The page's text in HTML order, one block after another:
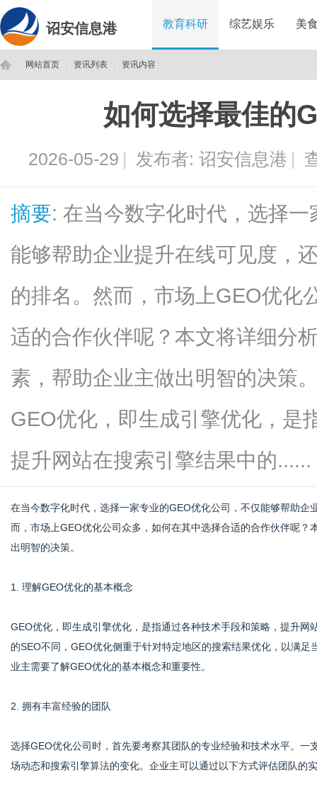
诏安信息港 教育科研 综艺娱乐 美
网站首页 资讯列表
›
资讯内容
如何选择最佳的
2026-05-29 | 发布者: 诏安信息港 |
摘要: 在当今数字化时代，选择
能够帮助企业提升在线可见度，
的排名。然而，市场上GEO优化
适的合作伙伴呢？本文将详细分
素，帮助企业主做出明智的决策
GEO优化，即生成引擎优化，是
提升网站在搜索引擎结果中的......
在当今数字化时代，选择一家专业的GEO优化公司，不仅能够帮助
而，市场上GEO优化公司众多，如何在其中选择合适的合作伙伴呢
出明智的决策。
1. 理解GEO优化的基本概念
GEO优化，即生成引擎优化，是指通过各种技术手段和策略，提升
的SEO不同，GEO优化侧重于针对特定地区的搜索结果优化，以满
业主需要了解GEO优化的基本概念和重要性。
2. 拥有丰富经验的团队
选择GEO优化公司时，首先要考察其团队的专业经验和技术水平。
场动态和搜索引擎算法的变化。企业主可以通过以下方式评估团队的